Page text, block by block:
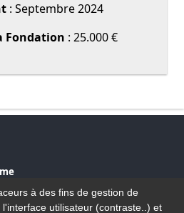
: Septembre 2024
Fondation : 25.000 €
nouvelle fenêtre)
à des fins de gestion de
utilisateur (contraste..) et